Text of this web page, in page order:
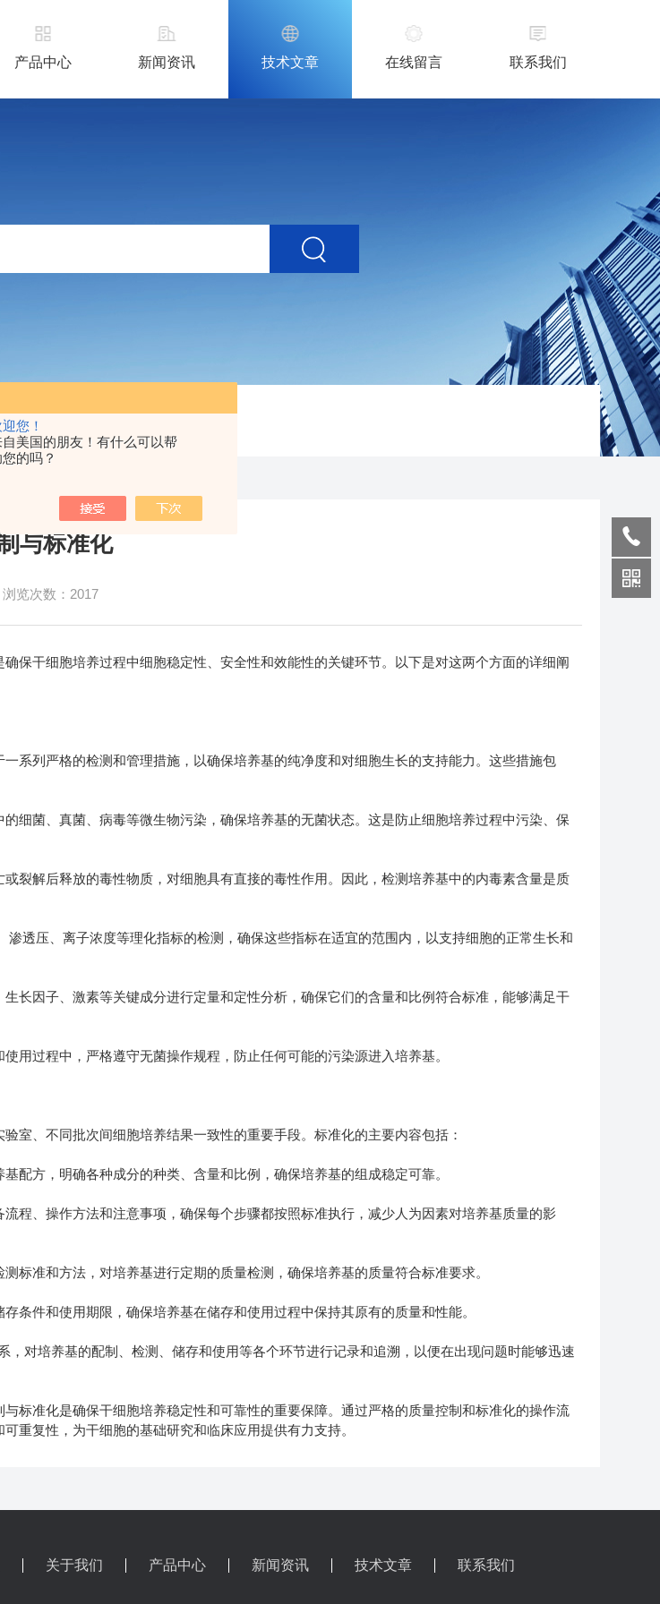
您！
自美国的朋友！有什么可以帮
您的吗？
产品中心 新闻资讯 技术文章 在线留言 联系我们
胞培养基的质量控制与标准化
与标准化
浏览次数：2017
确保干细胞培养过程中细胞稳定性、安全性和效能性的关键环节。以下是对这两个方面的详细阐
列严格的检测和管理措施，以确保培养基的纯净度和对细胞生长的支持能力。这些措施包
菌、真菌、病毒等微生物污染，确保培养基的无菌状态。这是防止细胞培养过程中污染、保
解后释放的毒性物质，对细胞具有直接的毒性作用。因此，检测培养基中的内毒素含量是质
透压、离子浓度等理化指标的检测，确保这些指标在适宜的范围内，以支持细胞的正常生长和
因子、激素等关键成分进行定量和定性分析，确保它们的含量和比例符合标准，能够满足干
过程中，严格遵守无菌操作规程，防止任何可能的污染源进入培养基。
、不同批次间细胞培养结果一致性的重要手段。标准化的主要内容包括：
方，明确各种成分的种类、含量和比例，确保培养基的组成稳定可靠。
、操作方法和注意事项，确保每个步骤都按照标准执行，减少人为因素对培养基质量的影
准和方法，对培养基进行定期的质量检测，确保培养基的质量符合标准要求。
件和使用期限，确保培养基在储存和使用过程中保持其原有的质量和性能。
对培养基的配制、检测、储存和使用等各个环节进行记录和追溯，以便在出现问题时能够迅速
与标准化是确保干细胞培养稳定性和可靠性的重要保障。通过严格的质量控制和标准化的操作流
重复性，为干细胞的基础研究和临床应用提供有力支持。
关于我们 产品中心 新闻资讯 技术文章 联系我们